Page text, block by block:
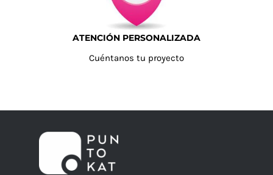
ATENCIÓN PERSONALIZADA
Cuéntanos tu proyecto